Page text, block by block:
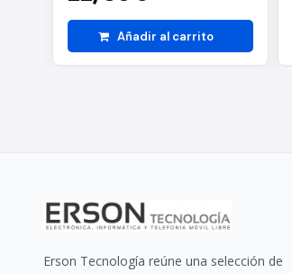
Añadir al carrito
Erson Tecnología reúne una selección de